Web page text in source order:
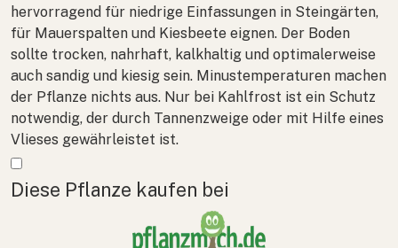
hervorragend für niedrige Einfassungen in Steingärten,
für Mauerspalten und Kiesbeete eignen. Der Boden
sollte trocken, nahrhaft, kalkhaltig und optimalerweise
auch sandig und kiesig sein. Minustemperaturen machen
der Pflanze nichts aus. Nur bei Kahlfrost ist ein Schutz
notwendig, der durch Tannenzweige oder mit Hilfe eines
Vlieses gewährleistet ist.
Mehr anzeigen
Diese Pflanze kaufen bei